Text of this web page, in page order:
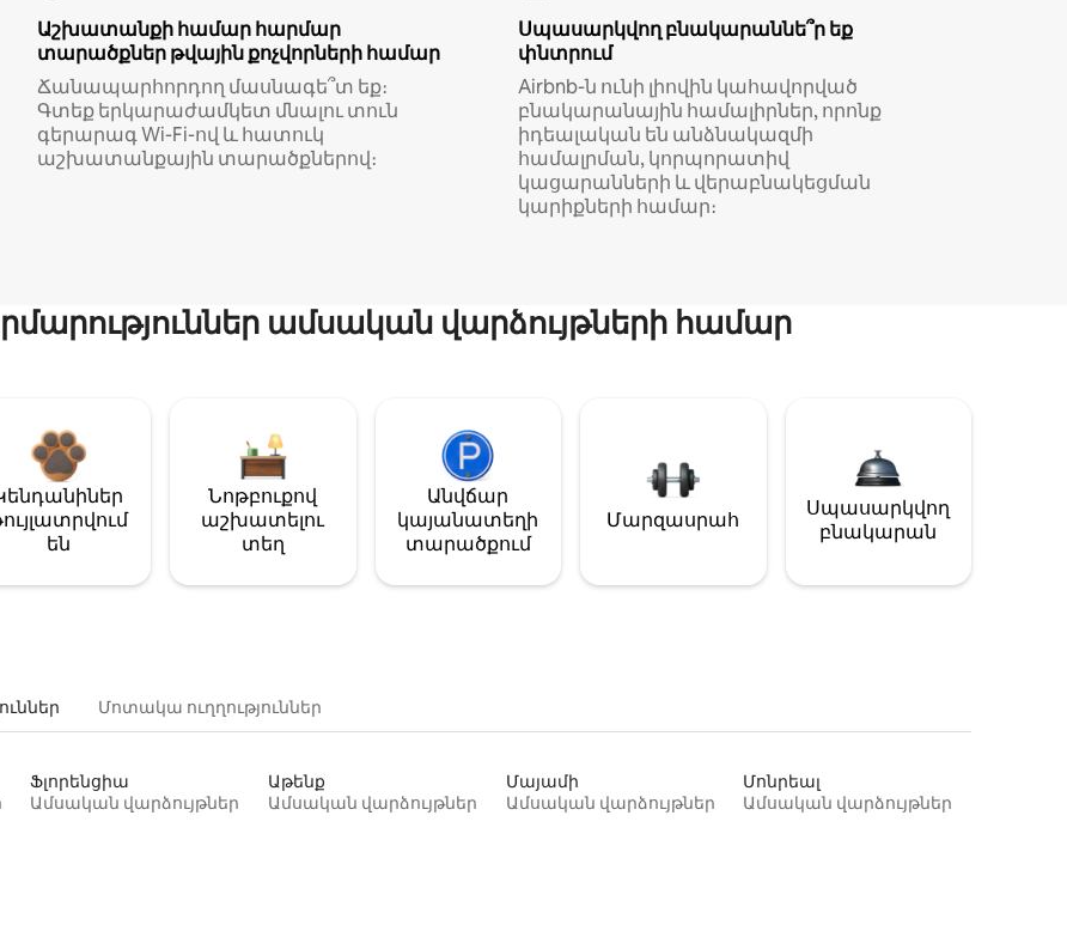
Աշխատանքի համար հարմար
տարածքներ թվային քոչվորների համար
Ճանապարհորդող մասնագե՞տ եք։
Գտեք երկարաժամկետ մնալու տուն
գերարագ Wi-Fi-ով և հատուկ
աշխատանքային տարածքներով։
Սպասարկվող բնակարաննե՞ր եք
փնտրում
Airbnb-ն ունի լիովին կահավորված
բնակարանային համալիրներ, որոնք
իդեալական են անձնակազմի
համալրման, կորպորատիվ
կացարանների և վերաբնակեցման
կարիքների համար։
ամսական վարձույթների համար
են
Նոթբուքով
աշխատելու
տեղ
Անվճար
կայանատեղի
տարածքում
Մարզասրահ
Սպասարկվող
բնակարան
Մոտակա ուղղություններ
Ֆլորենցիա
Ամսական վարձույթներ
Աթենք
Ամսական վարձույթներ
Մայամի
Ամսական վարձույթներ
Մոնրեալ
Ամսական վարձույթներ